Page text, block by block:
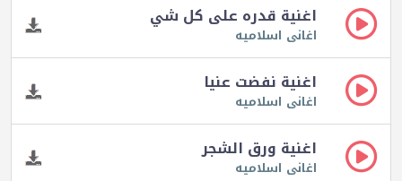
اغنية قدره على كل شي
اغانى اسلاميه
اغنية نفضت عنيا
اغانى اسلاميه
اغنية ورق الشجر
اغانى اسلاميه